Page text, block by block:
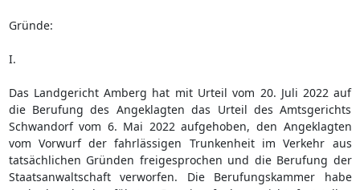
Gründe:
I.
Das Landgericht Amberg hat mit Urteil vom 20. Juli 2022 auf
die Berufung des Angeklagten das Urteil des Amtsgerichts
Schwandorf vom 6. Mai 2022 aufgehoben, den Angeklagten
vom Vorwurf der fahrlässigen Trunkenheit im Verkehr aus
tatsächlichen Gründen freigesprochen und die Berufung der
Staatsanwaltschaft verworfen. Die Berufungskammer habe